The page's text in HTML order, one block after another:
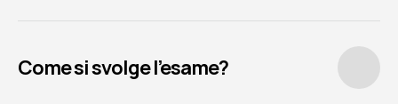
Come si svolge l’esame?